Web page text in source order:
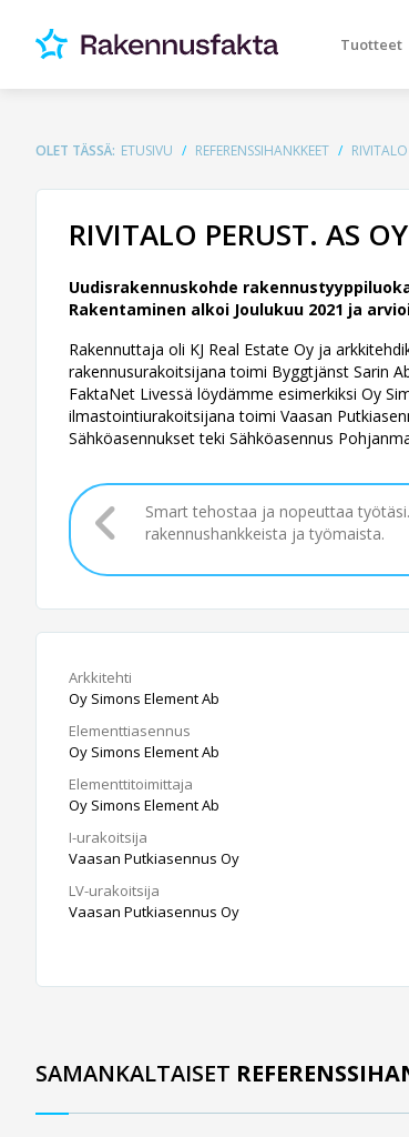
Tuotteet
OLET TÄSSÄ: ETUSIVU REFERENSSIHANKKEET
RIVITALO PERUST. AS
Uudisrakennuskohde
Rakentaminen alkoi Joulukuu 2021 ja
Rakennuttaja oli KJ Real Estate Oy ja
rakennusurakoitsijana toimi Byggtjänst Sarin
FaktaNet Livessä löydämme esimerkiksi Oy
ilmastointiurakoitsijana toimi Vaasan
Sähköasennukset teki Sähköasennus
Smart tehostaa ja nopeuttaa
rakennushankkeista ja työmaista.
Arkkitehti
Oy Simons Element Ab
Elementtiasennus
Oy Simons Element Ab
Elementtitoimittaja
Oy Simons Element Ab
I-urakoitsija
Vaasan Putkiasennus Oy
LV-urakoitsija
Vaasan Putkiasennus Oy
SAMANKALTAISET